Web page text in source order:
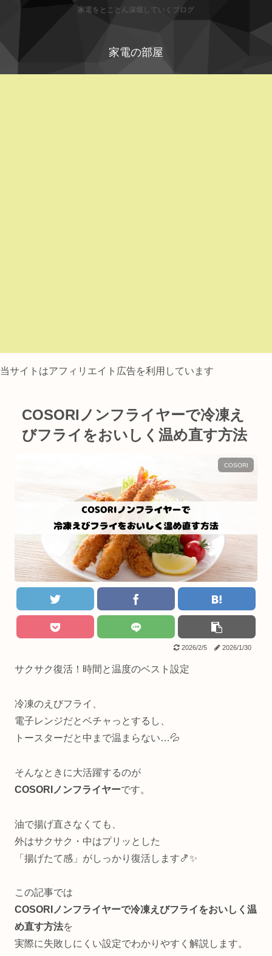
家電をとことん深堀していくブログ
家電の部屋
当サイトはアフィリエイト広告を利用しています
COSORIノンフライヤーで冷凍え
びフライをおいしく温め直す方法
COSORI
2026/2/5 2026/1/30
サクサク復活！時間と温度のベスト設定
冷凍のえびフライ、
電子レンジだとベチャっとするし、
トースターだと中まで温まらない…💦
そんなときに大活躍するのが
COSORIノンフライヤーです。
油で揚げ直さなくても、
外はサクサク・中はプリッとした
「揚げたて感」がしっかり復活します🍤✨
この記事では
COSORIノンフライヤーで冷凍えびフライをおいしく温
め直す方法を
実際に失敗しにくい設定でわかりやすく解説します。